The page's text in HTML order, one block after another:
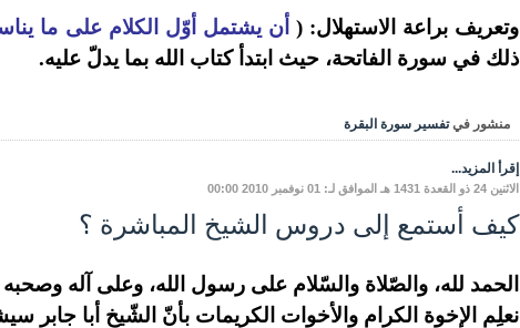
وتعريف براعة الاستهلال: ( أن يشتمل أوّل الكلام على ما
ذلك في سورة الفاتحة، حيث ابتدأ كتاب الله بما يدلّ عليه.
منشور في تفسير سورة البقرة
إقرأ المزيد...
الاثنين 24 ذو القعدة 1431 هـ الموافق لـ: 01 نوفمبر 2010 00:00
كيف أستمع إلى دروس الشيخ المباشرة ؟
الحمد لله، والصّلاة والسّلام على رسول الله، وعلى آله وصحبه
نعلِم الإخوة الكرام والأخوات الكريمات بأنّ الشّيخ أبا